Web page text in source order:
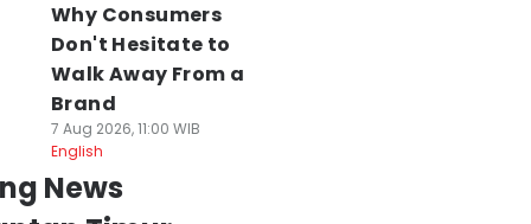
Why Consumers
Don't Hesitate to
Walk Away From a
Brand
7 Aug 2026, 11:00 WIB
English
News